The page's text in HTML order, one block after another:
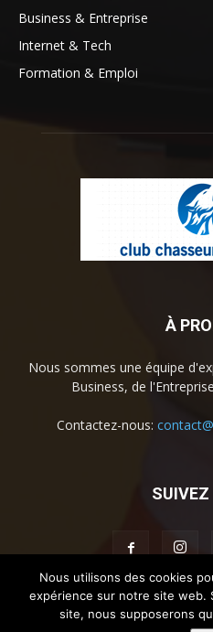
Business & Entreprise
Internet & Tech
Formation & Emploi
À
Nous sommes une équipe
Business, de
Contactez-nous:
SUIVEZ
Accueil La societe
Nous utilisons des cookies
expérience sur notre site web.
site, nous supposerons